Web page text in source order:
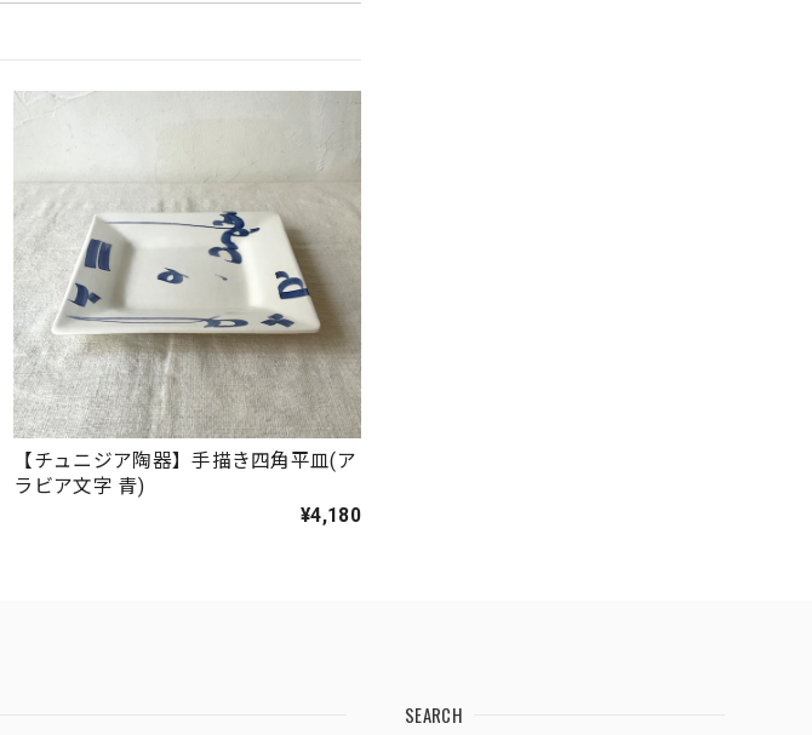
【チュニジア陶器】手描き四角平皿(ア
ラビア文字 青)
¥4,180
SEARCH